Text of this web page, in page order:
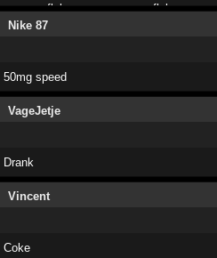
Nike 87
50mg speed
VageJetje
Drank
Vincent
Coke